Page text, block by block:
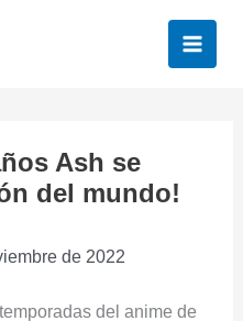
Ash se
del mundo!
de 2022
del anime de